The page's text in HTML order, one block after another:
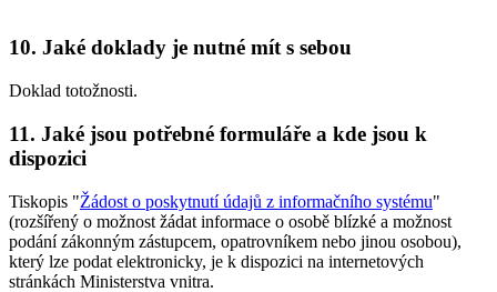
10. Jaké doklady je nutné mít s sebou
Doklad totožnosti.
11. Jaké jsou potřebné formuláře a kde jsou k
dispozici
Tiskopis "Žádost o poskytnutí údajů z informačního systému"
(rozšířený o možnost žádat informace o osobě blízké a možnost
podání zákonným zástupcem, opatrovníkem nebo jinou osobou),
který lze podat elektronicky, je k dispozici na internetových
stránkách Ministerstva vnitra.